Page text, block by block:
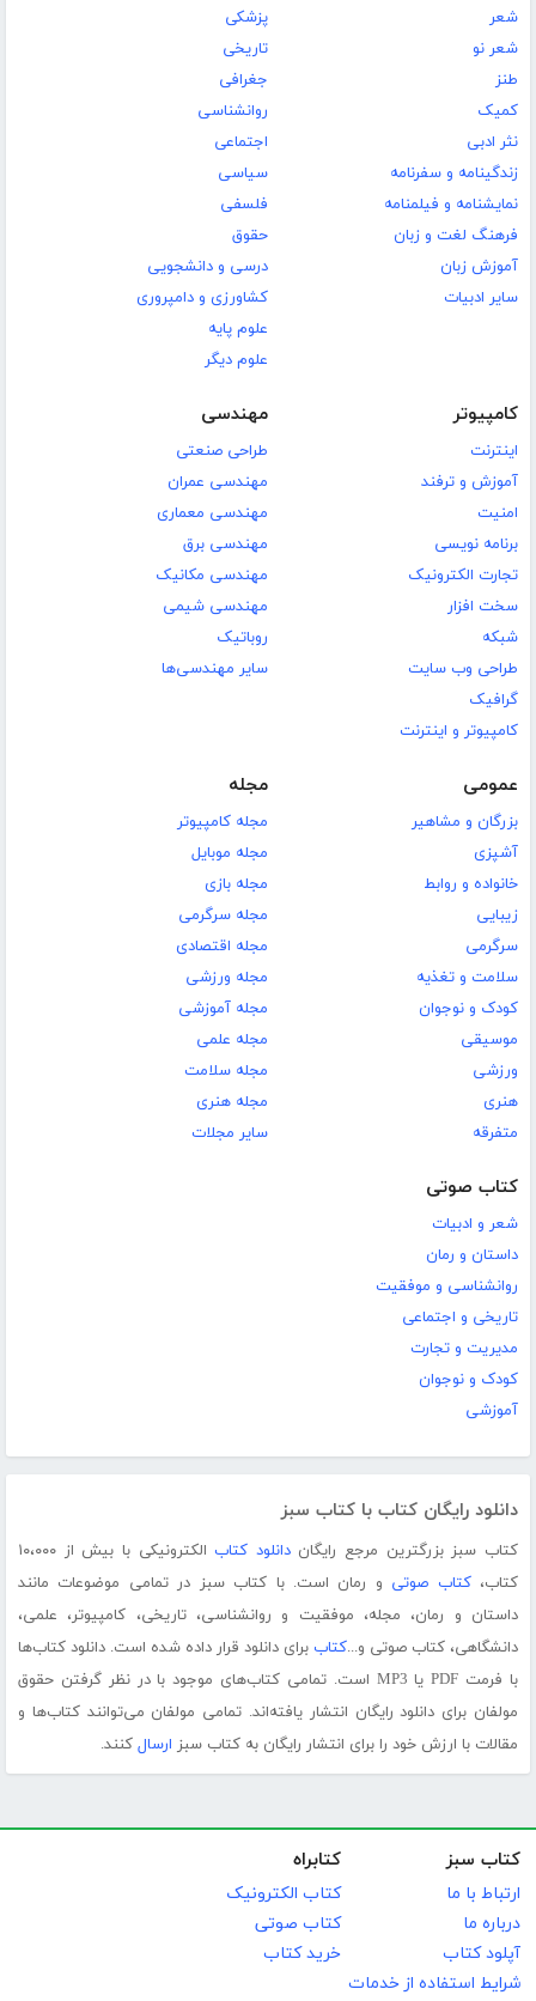
شعر
شعر نو
طنز
کمیک
نثر ادبی
زندگینامه و سفرنامه
نمایشنامه و فیلمنامه
فرهنگ لغت و زبان
آموزش زبان
سایر ادبیات
پزشکی
تاریخی
جغرافی
روانشناسی
اجتماعی
سیاسی
فلسفی
حقوق
درسی و دانشجویی
کشاورزی و دامپروری
علوم پایه
علوم دیگر
کامپیوتر
اینترنت
آموزش و ترفند
امنیت
برنامه نویسی
تجارت الکترونیک
سخت افزار
شبکه
طراحی وب سایت
گرافیک
کامپیوتر و اینترنت
مهندسی
طراحی صنعتی
مهندسی عمران
مهندسی معماری
مهندسی برق
مهندسی مکانیک
مهندسی شیمی
روباتیک
سایر مهندسی‌ها
عمومی
بزرگان و مشاهیر
آشپزی
خانواده و روابط
زیبایی
سرگرمی
سلامت و تغذیه
کودک و نوجوان
موسیقی
ورزشی
هنری
متفرقه
مجله
مجله کامپیوتر
مجله موبایل
مجله بازی
مجله سرگرمی
مجله اقتصادی
مجله ورزشی
مجله آموزشی
مجله علمی
مجله سلامت
مجله هنری
سایر مجلات
کتاب صوتی
شعر و ادبیات
داستان و رمان
روانشناسی و موفقیت
تاریخی و اجتماعی
مدیریت و تجارت
کودک و نوجوان
آموزشی
دانلود رایگان کتاب با کتاب سبز
کتاب سبز بزرگترین مرجع رایگاندانلود کتاب
الکترونیکی با بیش از ۱۰،۰۰۰
کتاب،کتاب صوتی و رمان است. با کتاب سبز در تمامی موضوعات مانند
داستان و رمان، مجله، موفقیت و روانشناسی، تاریخی، کامپیوتر، علمی،
دانشگاهی، کتاب صوتی و...کتاب برای دانلود قرار داده شده است. دانلود کتاب‌ها
با فرمت PDF یا MP3 است. تمامی کتاب‌های موجود با در نظر گرفتن حقوق
مولفان برای دانلود رایگان انتشار یافته‌اند. تمامی مولفان می‌توانند کتاب‌ها و
مقالات با ارزش خود را برای انتشار رایگان به کتاب سبز ارسال کنند.
کتاب سبز
ارتباط با ما
درباره ما
آپلود کتاب
شرایط استفاده از خدمات
کتابراه
کتاب الکترونیک
کتاب صوتی
خرید کتاب